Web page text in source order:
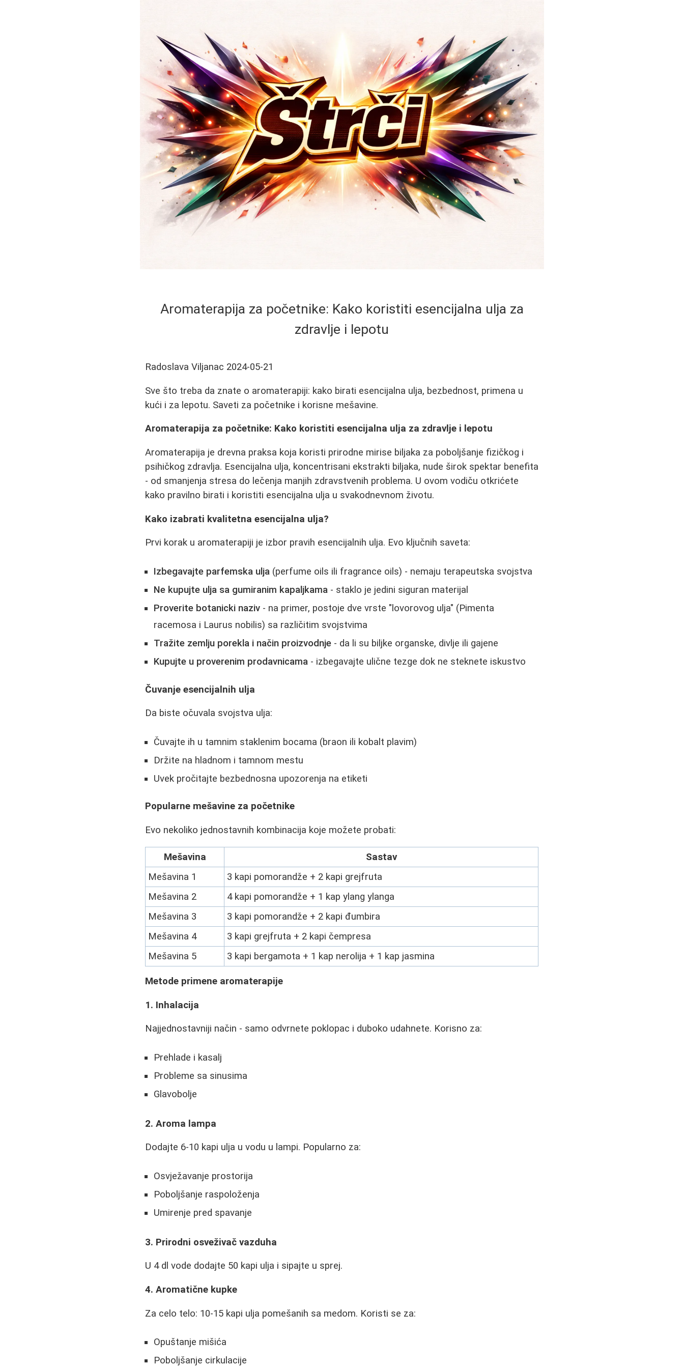
Aromaterapija za početnike: Kako koristiti esencijalna ulja za
zdravlje i lepotu
Radoslava Viljanac 2024-05-21
Sve što treba da znate o aromaterapiji: kako birati esencijalna ulja, bezbednost, primena u
kući i za lepotu. Saveti za početnike i korisne mešavine.
Aromaterapija za početnike: Kako koristiti esencijalna ulja za zdravlje i lepotu
Aromaterapija je drevna praksa koja koristi prirodne mirise biljaka za poboljšanje fizičkog i
psihičkog zdravlja. Esencijalna ulja, koncentrisani ekstrakti biljaka, nude širok spektar benefita
- od smanjenja stresa do lečenja manjih zdravstvenih problema. U ovom vodiču otkrićete
kako pravilno birati i koristiti esencijalna ulja u svakodnevnom životu.
Kako izabrati kvalitetna esencijalna ulja?
Prvi korak u aromaterapiji je izbor pravih esencijalnih ulja. Evo ključnih saveta:
Izbegavajte parfemska ulja (perfume oils ili fragrance oils) - nemaju terapeutska svojstva
Ne kupujte ulja sa gumiranim kapaljkama - staklo je jedini siguran materijal
Proverite botanicki naziv - na primer, postoje dve vrste "lovorovog ulja" (Pimenta
racemosa i Laurus nobilis) sa različitim svojstvima
Tražite zemlju porekla i način proizvodnje - da li su biljke organske, divlje ili gajene
Kupujte u proverenim prodavnicama - izbegavajte ulične tezge dok ne steknete iskustvo
Čuvanje esencijalnih ulja
Da biste očuvala svojstva ulja:
Čuvajte ih u tamnim staklenim bocama (braon ili kobalt plavim)
Držite na hladnom i tamnom mestu
Uvek pročitajte bezbednosna upozorenja na etiketi
Popularne mešavine za početnike
Evo nekoliko jednostavnih kombinacija koje možete probati:
Mešavina
Sastav
Mešavina 1
3 kapi pomorandže + 2 kapi grejfruta
Mešavina 2
4 kapi pomorandže + 1 kap ylang ylanga
Mešavina 3
3 kapi pomorandže + 2 kapi đumbira
Mešavina 4
3 kapi grejfruta + 2 kapi čempresa
Mešavina 5
3 kapi bergamota + 1 kap nerolija + 1 kap jasmina
Metode primene aromaterapije
1. Inhalacija
Najjednostavniji način - samo odvrnete poklopac i duboko udahnete. Korisno za:
Prehlade i kasalj
Probleme sa sinusima
Glavobolje
2. Aroma lampa
Dodajte 6-10 kapi ulja u vodu u lampi. Popularno za:
Osvježavanje prostorija
Poboljšanje raspoloženja
Umirenje pred spavanje
3. Prirodni osveživač vazduha
U 4 dl vode dodajte 50 kapi ulja i sipajte u sprej.
4. Aromatične kupke
Za celo telo: 10-15 kapi ulja pomešanih sa medom. Koristi se za:
Opuštanje mišića
Poboljšanje cirkulacije